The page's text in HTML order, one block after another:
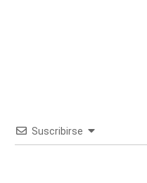
Suscribirse